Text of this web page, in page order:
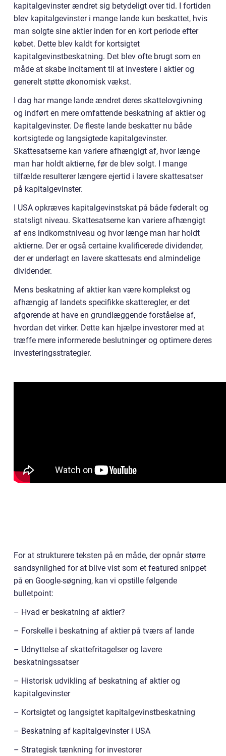
kapitalgevinster ændret sig betydeligt over tid. I fortiden
blev kapitalgevinster i mange lande kun beskattet, hvis
man solgte sine aktier inden for en kort periode efter
købet. Dette blev kaldt for kortsigtet
kapitalgevinstbeskatning. Det blev ofte brugt som en
måde at skabe incitament til at investere i aktier og
generelt støtte økonomisk vækst.
I dag har mange lande ændret deres skattelovgivning
og indført en mere omfattende beskatning af aktier og
kapitalgevinster. De fleste lande beskatter nu både
kortsigtede og langsigtede kapitalgevinster.
Skattesatserne kan variere afhængigt af, hvor længe
man har holdt aktierne, før de blev solgt. I mange
tilfælde resulterer længere ejertid i lavere skattesatser
på kapitalgevinster.
I USA opkræves kapitalgevinstskat på både føderalt og
statsligt niveau. Skattesatserne kan variere afhængigt
af ens indkomstniveau og hvor længe man har holdt
aktierne. Der er også certaine kvalificerede dividender,
der er underlagt en lavere skattesats end almindelige
dividender.
Mens beskatning af aktier kan være komplekst og
afhængig af landets specifikke skatteregler, er det
afgørende at have en grundlæggende forståelse af,
hvordan det virker. Dette kan hjælpe investorer med at
træffe mere informerede beslutninger og optimere deres
investeringsstrategier.
For at strukturere teksten på en måde, der opnår større
sandsynlighed for at blive vist som et featured snippet
på en Google-søgning, kan vi opstille følgende
bulletpoint:
– Hvad er beskatning af aktier?
– Forskelle i beskatning af aktier på tværs af lande
– Udnyttelse af skattefritagelser og lavere
beskatningssatser
– Historisk udvikling af beskatning af aktier og
kapitalgevinster
– Kortsigtet og langsigtet kapitalgevinstbeskatning
– Beskatning af kapitalgevinster i USA
– Strategisk tænkning for investorer